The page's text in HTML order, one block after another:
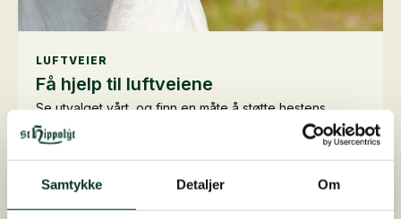
Samtykke Detaljer Om
LUFTVEIER
Få hjelp til luftveiene
Se utvalget vårt, og finn en måte å støtte hestens
luftveier.